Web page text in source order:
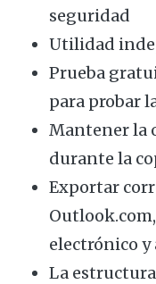
seguridad
Utilidad
Prueba
para probar
Mantener la
durante la
Exportar
electrónico
La